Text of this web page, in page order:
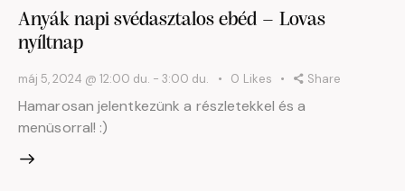
Anyák napi svédasztalos ebéd – Lovas
nyíltnap
máj 5, 2024 @ 12:00 du. - 3:00 du. 0 Likes Share
Hamarosan jelentkezünk a részletekkel és a
menüsorral! :)